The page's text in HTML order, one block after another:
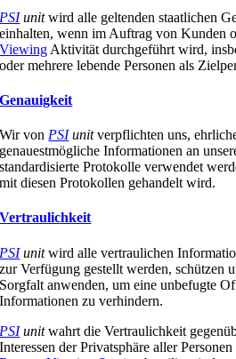
PSIunitwird alle geltenden staatlichen
einhalten, wenn im Auftrag von Kunden
Viewing Aktivität durchgeführt wird,
oder mehrere lebende Personen als
Genauigkeit
Wir von PSIunitverpflichten uns,
genauestmögliche Informationen an
standardisierte Protokolle verwendet
mit diesen Protokollen gehandelt wird.
Vertraulichkeit
PSIunitwird alle vertraulichen
zur Verfügung gestellt werden, schützen
Sorgfalt anwenden, um eine unbefugte
Informationen zu verhindern.
PSIunitwahrt die Vertraulichkeit
Interessen der Privatsphäre aller